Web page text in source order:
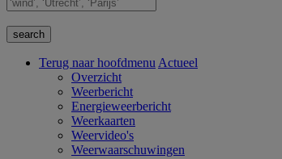
Terug naar hoofdmenu Actueel
Overzicht
Weerbericht
Energieweerbericht
Weerkaarten
Weervideo's
Weerwaarschuwingen